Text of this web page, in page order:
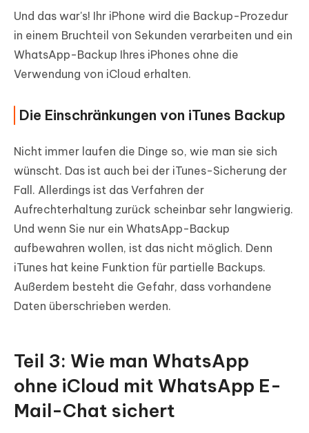
Und das war's! Ihr iPhone wird die Backup-Prozedur
in einem Bruchteil von Sekunden verarbeiten und ein
WhatsApp-Backup Ihres iPhones ohne die
Verwendung von iCloud erhalten.
Die Einschränkungen von iTunes Backup
Nicht immer laufen die Dinge so, wie man sie sich
wünscht. Das ist auch bei der iTunes-Sicherung der
Fall. Allerdings ist das Verfahren der
Aufrechterhaltung zurück scheinbar sehr langwierig.
Und wenn Sie nur ein WhatsApp-Backup
aufbewahren wollen, ist das nicht möglich. Denn
iTunes hat keine Funktion für partielle Backups.
Außerdem besteht die Gefahr, dass vorhandene
Daten überschrieben werden.
Teil 3: Wie man WhatsApp
ohne iCloud mit WhatsApp E-
Mail-Chat sichert